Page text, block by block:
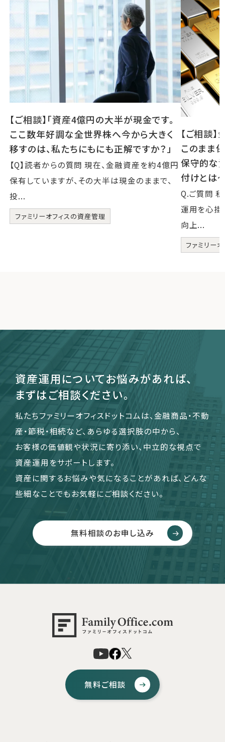
【ご相談】「資産4億円の大半が現金です。
ここ数年好調な全世界株へ今から大きく
移すのは、私たちにもにも正解ですか？」
【Q】読者からの質問 現在、金融資産を約4億円
保有していますが、その大半は現金のままで、
投...
ファミリーオフィスの資産管理
【ご相談
このまま
保守的な
付けとは
Q.ご質問
運用を心掛
向上...
ファミリー
資産運用についてお悩みがあれば、
まずはご相談ください。
私たちファミリーオフィスドットコムは、金融商品・不動
産・節税・相続など、あらゆる選択肢の中から、
お客様の価値観や状況に寄り添い、中立的な視点で
資産運用をサポートします。
資産に関するお悩みや気になることがあれば、どんな
些細なことでもお気軽にご相談ください。
無料相談のお申し込み
無料ご相談